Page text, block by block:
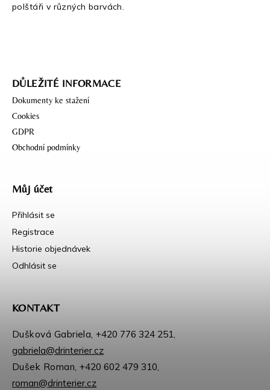
polštáři v různých barvách.
DŮLEŽITÉ INFORMACE
Dokumenty ke stažení
Cookies
GDPR
Obchodní podmínky
Můj účet
Přihlásit se
Registrace
Historie objednávek
Odhlásit se
KONTAKT
Dušková Gabriela,+420 776 324 251,
gabriela@drinterier.cz
Dušek Roman,+420 602 479 310,
roman@drinterier.cz